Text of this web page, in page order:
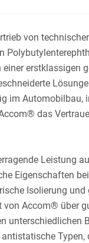
von
erstklassigen
im
das
Leistung
Eigenschaften
Isolierung
Accom® über